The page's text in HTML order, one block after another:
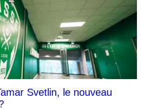
Svetlin, le nouveau